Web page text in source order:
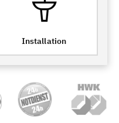
Installation